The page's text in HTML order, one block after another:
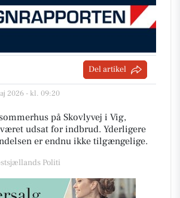
Del artikel
2026 - kl. 09:20
på Skovlyvej i Vig,
udsat for indbrud. Yderligere
er endnu ikke tilgængelige.
Politi